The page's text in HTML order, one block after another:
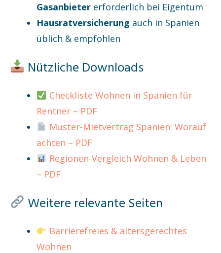
Gasanbieter erforderlich bei Eigentum
Hausratversicherung auch in Spanien
üblich & empfohlen
Nützliche Downloads
Checkliste Wohnen in Spanien für
Rentner – PDF
Muster-Mietvertrag Spanien: Worauf
achten – PDF
Regionen-Vergleich Wohnen & Leben
– PDF
Weitere relevante Seiten
Barrierefreies & altersgerechtes
Wohnen